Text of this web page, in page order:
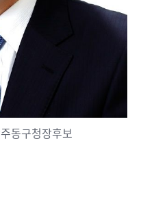
동구청장후보